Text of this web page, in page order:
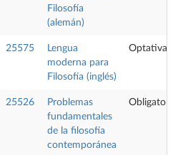
Filosofía
(alemán)
25575
Lengua
moderna para
Filosofía (inglés)
Optativa
25526
Problemas
fundamentales
de la filosofía
contemporánea
Obligatoria